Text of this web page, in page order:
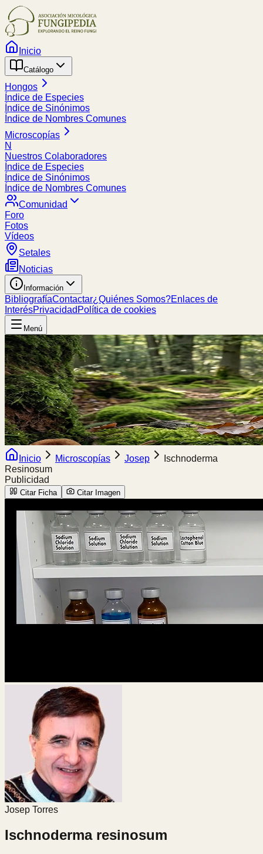
Inicio
Catálogo
Hongos
Índice de Especies
Índice de Sinónimos
Índice de Nombres Comunes
Microscopías
N
Nuestros Colaboradores
Índice de Especies
Índice de Sinónimos
Índice de Nombres Comunes
Comunidad
Foro
Fotos
Vídeos
Setales
Noticias
Información
BibliografíaContactar¿Quiénes Somos?Enlaces de
InterésPrivacidad Política de cookies
Menú
Inicio Microscopías Josep
Ischnoderma
Resinosum
Publicidad
Citar Ficha Citar Imagen
Josep Torres
Ischnoderma resinosum